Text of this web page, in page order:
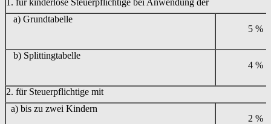
a) Grundtabelle
5 %
b) Splittingtabelle
4 %
2. für Steuerpflichtige mit
a) bis zu zwei Kindern
2 %